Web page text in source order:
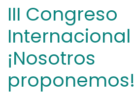
III Congreso
Internacional
¡Nosotros
proponemos!